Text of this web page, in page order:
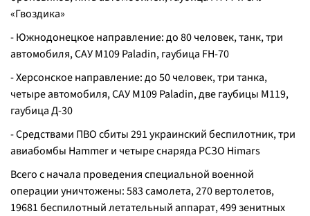
«Гвоздика»
- Южнодонецкое направление: до 80 человек, танк, три
автомобиля, САУ М109 Paladin, гаубица FН-70
- Херсонское направление: до 50 человек, три танка,
четыре автомобиля, САУ М109 Paladin, две гаубицы М119,
гаубица Д-30
- Средствами ПВО сбиты 291 украинский беспилотник, три
авиабомбы Hammer и четыре снаряда РСЗО Himars
Всего с начала проведения специальной военной
операции уничтожены: 583 самолета, 270 вертолетов,
19681 беспилотный летательный аппарат, 499 зенитных